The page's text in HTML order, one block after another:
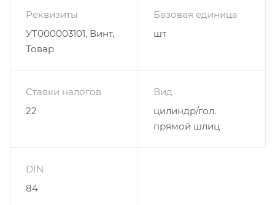
Реквизиты
УТ000003101, Винт,
Товар
Базовая единица
шт
Ставки налогов
22
Вид
цилиндр/гол.
прямой шлиц
DIN
84